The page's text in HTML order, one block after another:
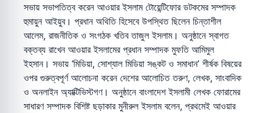
সভায় সভাপতিত্ব করেন আওয়ার ইসলাম টোয়েন্টিফোর ডটকমের সম্পাদক
হুমায়ুন আইয়ুব। প্রধান অথিতি হিসেবে উপস্থিত ছিলেন চিন্তাশীল
আলেম, রাজনীতিক ও সংগঠক খতিব তাজুল ইসলাম। অনুষ্ঠানে স্বাগত
বক্তব্য রাখেন আওয়ার ইসলামের প্রধান সম্পাদক মুফতি আমিমুল
ইহসান। সভায় ‘মিডিয়া, সোশ্যাল মিডিয়া সঙ্কট ও সমাধান’ শীর্ষক বিষয়ের
ওপর গুরুত্বপূর্ণ আলোচনা করেন দেশের আলোচিত তরুণ, লেখক, সাংবাদিক
ও অনলাইন অ্যাক্টিভিস্টগণ। অনুষ্ঠানে বাংলাদেশ ইসলামী লেখক ফোরামের
সাধারণ সম্পাদক বিশিষ্ট ছড়াকার মুনীরুল ইসলাম বলেন, প্রথমেই আওয়ার